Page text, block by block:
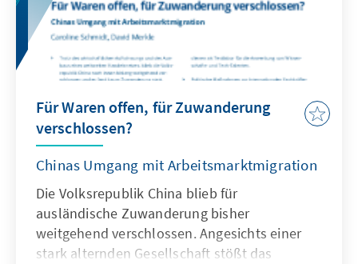
Für Waren offen, für Zuwanderung
verschlossen?
Chinas Umgang mit Arbeitsmarktmigration
Die Volksrepublik China blieb für
ausländische Zuwanderung bisher
weitgehend verschlossen. Angesichts einer
stark alternden Gesellschaft stößt das